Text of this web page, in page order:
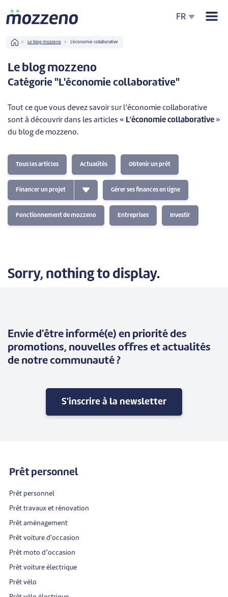
FR
Home
Le blog mozzeno L'économie collaborative
Le blog mozzeno
Catégorie "L'économie collaborative"
Tout ce que vous devez savoir sur l’économie collaborative
sont à découvrir dans les articles « L’économie collaborative »
du blog de mozzeno.
Tous les articles Actualités Obtenir un prêt
Financer un projet Gérer ses finances en ligne
Fonctionnement de mozzeno Entreprises Investir
Sorry, nothing to display.
Envie d'être informé(e) en priorité des
promotions, nouvelles offres et actualités
de notre communauté ?
S'inscrire à la newsletter
Prêt personnel
Prêt personnel
Prêt travaux et rénovation
Prêt aménagement
Prêt voiture d'occasion
Prêt moto d’occasion
Prêt voiture électrique
Prêt vélo